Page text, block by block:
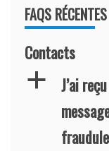
FAQS RÉCENTES
Contacts
a
J’ai